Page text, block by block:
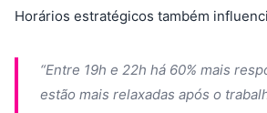
Horários estratégicos também
“Entre 19h e 22h há 60% mais
estão mais relaxadas após o